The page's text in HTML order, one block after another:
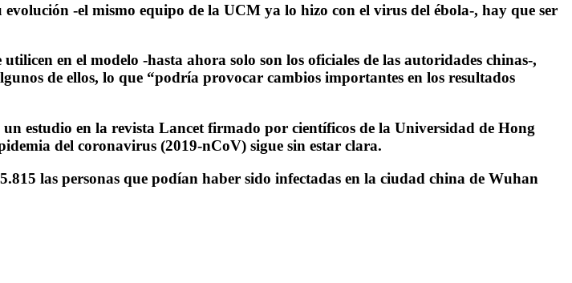
-el mismo equipo de la UCM ya lo hizo con el virus del ébola-, hay que ser
en el modelo -hasta ahora solo son los oficiales de las autoridades chinas-,
de ellos, lo que “podría provocar cambios importantes en los resultados
estudio en la revista Lancet firmado por científicos de la Universidad de Hong
del coronavirus (2019-nCoV) sigue sin estar clara.
las personas que podían haber sido infectadas en la ciudad china de Wuhan